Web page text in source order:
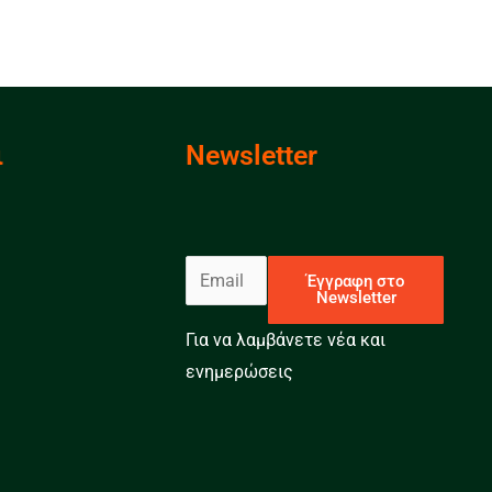
Newsletter
m
a
i
Έγγραφη στο
Newsletter
Για να λαμβάνετε νέα και
ενημερώσεις